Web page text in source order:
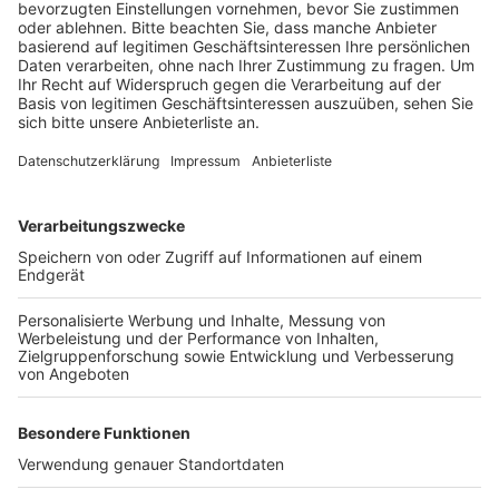
Veröffentlicht:Donnerstag, 11.02.2021 16:34
Anzeige
Er funktioniert wie ein Desinfektionsmittelspender,
kommt eine kleine Menge Weihwasser heraus. Und
auch in Sachen Spenden geht der Dom neue Wege.
Seit dem Sommer steht in der Kirche ein digitaler
Opferstock. Hier kann man kontaktlos mit der EC-
oder Kreditkarte spenden.
Anzeige